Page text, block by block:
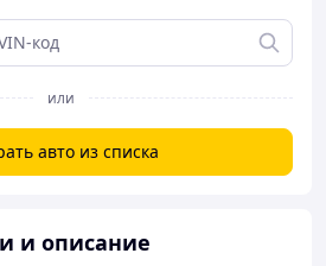
или
авто из списка
и описание